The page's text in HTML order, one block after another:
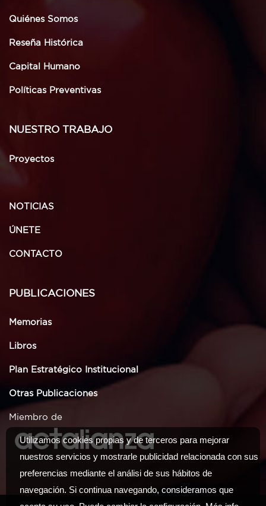
Quiénes Somos
Reseña Histórica
Capital Humano
Políticas Preventivas
NUESTRO TRABAJO
Proyectos
NOTICIAS
ÚNETE
CONTACTO
PUBLICACIONES
Memorias
Libros
Plan Estratégico Institucional
Otras Publicaciones
Miembro de
Utilizamos cookies propias y de terceros para mejorar
nuestros servicios y mostrarle publicidad relacionada con sus
preferencias mediante el análisi de sus hábitos de
navegación. Si continua navegando, consideramos que